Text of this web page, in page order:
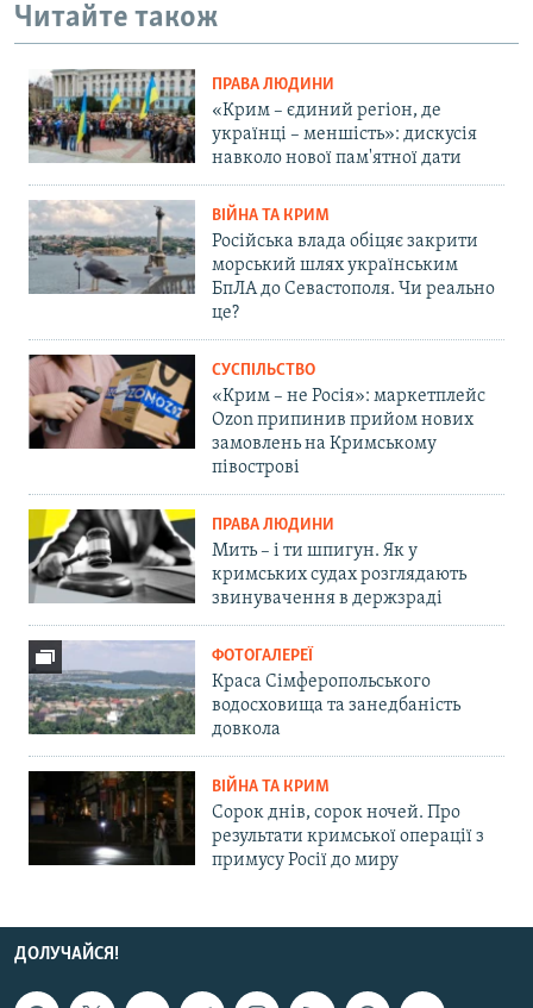
Читайте також
ПРАВА ЛЮДИНИ
«Крим – єдиний регіон, де
українці – меншість»: дискусія
навколо нової пам'ятної дати
ВІЙНА ТА КРИМ
Російська влада обіцяє закрити
морський шлях українським
БпЛА до Севастополя. Чи реально
це?
СУСПІЛЬСТВО
«Крим – не Росія»: маркетплейс
Ozon припинив прийом нових
замовлень на Кримському
півострові
ПРАВА ЛЮДИНИ
Мить – і ти шпигун. Як у
кримських судах розглядають
звинувачення в держзраді
ФОТОГАЛЕРЕЇ
Краса Сімферопольського
водосховища та занедбаність
довкола
ВІЙНА ТА КРИМ
Сорок днів, сорок ночей. Про
результати кримської операції з
примусу Росії до миру
ДОЛУЧАЙСЯ!